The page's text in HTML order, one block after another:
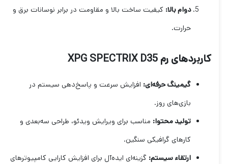
دوام بالا:کیفیت ساخت بالا و مقاومت در برابر نوسانات برق و
حرارت.
کاربردهای رم XPG SPECTRIX D35
گیمینگ حرفه‌ای:افزایش سرعت و پاسخ‌دهی سیستم در
بازی‌های روز.
تولید محتوا:مناسب برای ویرایش ویدئو، طراحی سه‌بعدی و
کارهای گرافیکی سنگین.
ارتقاء سیستم:گزینه‌ای ایده‌آل برای افزایش کارایی کامپیوترهای